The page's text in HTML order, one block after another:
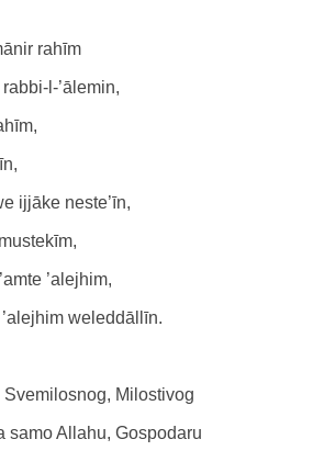
rahīm
l-’ālemin,
ijjāke neste’īn,
’alejhim,
weleddāllīn.
Svemilosnog, Milostivog
samo Allahu, Gospodaru